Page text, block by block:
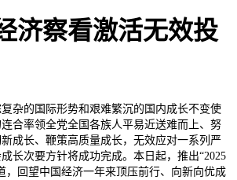
济察看激活无效投
的国际形势和艰难繁沉的国内成长不变使
合率领全党全国各族人平易近送难而上、努
成长、鞭策高质量成长，无效应对一系列严
长次要方针将成功完成。本日起，推出“2025
，回望中国经济一年来顶压前行、向新向优成